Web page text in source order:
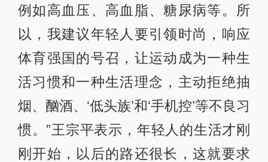
例如高血压、高血脂、糖尿病等。所
以，我建议年轻人要引领时尚，响应
体育强国的号召，让运动成为一种生
活习惯和一种生活理念，主动拒绝抽
烟、酗酒、‘低头族’和‘手机控’等不良习
惯。”王宗平表示，年轻人的生活才刚
刚开始，以后的路还很长，这就要求